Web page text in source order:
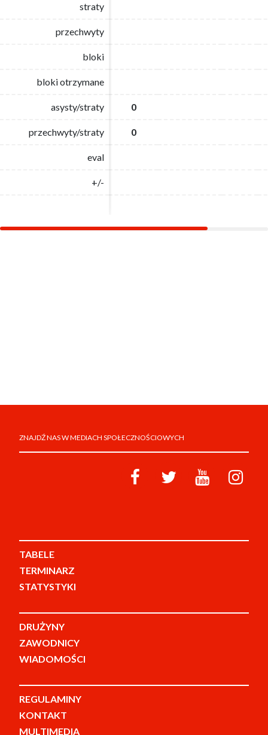
straty
przechwyty
bloki
bloki otrzymane
asysty/straty 0
przechwyty/straty 0
eval
+/-
straty
przechwyty
bloki
bloki otrzymane
asysty/straty 0
przechwyty/straty 0
eval
+/-
ZNAJDŹ NAS W MEDIACH SPOŁECZNOŚCIOWYCH
TABELE
TERMINARZ
STATYSTYKI
DRUŻYNY
ZAWODNICY
WIADOMOŚCI
REGULAMINY
KONTAKT
MULTIMEDIA